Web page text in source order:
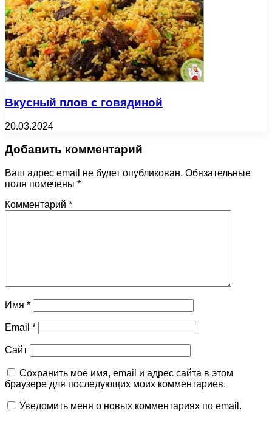
Вкусный плов с говядиной
20.03.2024
Добавить комментарий
Ваш адрес email не будет опубликован. Обязательные
поля помечены *
Комментарий *
Имя *
Email *
Сайт
Сохранить моё имя, email и адрес сайта в этом
браузере для последующих моих комментариев.
Уведомить меня о новых комментариях по email.